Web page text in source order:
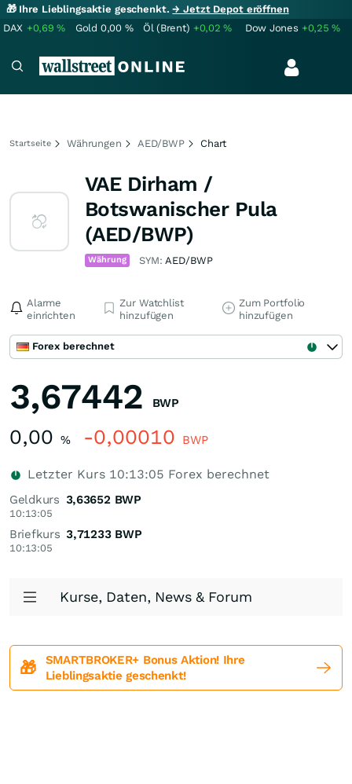
🎁 Ihre Lieblingsaktie geschenkt.→ Jetzt Depot eröffnen
DAX +0,69% Gold 0,00 % Öl (Brent) +0,02% Dow Jones +0,25%
Startseite Währungen AED/BWP Chart
VAE Dirham /
Botswanischer Pula
(AED/BWP)
Währung SYM:AED/BWP
Alarme
einrichten
Zur Watchlist
hinzufügen
Zum Portfolio
hinzufügen
Forex berechnet
3,67442 BWP
0,00 % -0,00010 BWP
Letzter Kurs 10:13:05 Forex berechnet
Geldkurs
10:13:05
3,63652 BWP
Briefkurs
10:13:05
3,71233 BWP
Kurse, Daten, News & Forum
🎁
SMARTBROKER+ Bonus Aktion! Ihre
Lieblingsaktie geschenkt!